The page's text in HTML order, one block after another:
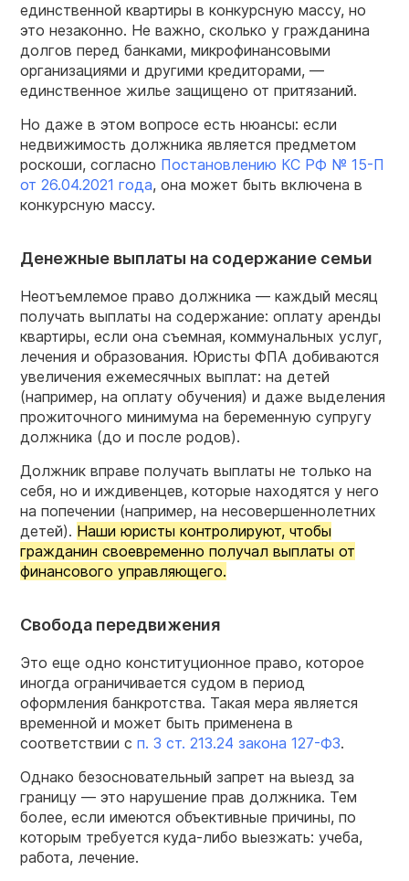
единственной квартиры в конкурсную массу, но
это незаконно. Не важно, сколько у гражданина
долгов перед банками, микрофинансовыми
организациями и другими кредиторами, —
единственное жилье защищено от притязаний.
Но даже в этом вопросе есть нюансы: если
недвижимость должника является предметом
роскоши, согласно Постановлению КС РФ № 15-П
от 26.04.2021 года, она может быть включена в
конкурсную массу.
Денежные выплаты на содержание семьи
Неотъемлемое право должника — каждый месяц
получать выплаты на содержание: оплату аренды
квартиры, если она съемная, коммунальных услуг,
лечения и образования. Юристы ФПА добиваются
увеличения ежемесячных выплат: на детей
(например, на оплату обучения) и даже выделения
прожиточного минимума на беременную супругу
должника (до и после родов).
Должник вправе получать выплаты не только на
себя, но и иждивенцев, которые находятся у него
на попечении (например, на несовершеннолетних
детей). Наши юристы контролируют, чтобы
гражданин своевременно получал выплаты от
финансового управляющего.
Свобода передвижения
Это еще одно конституционное право, которое
иногда ограничивается судом в период
оформления банкротства. Такая мера является
временной и может быть применена в
соответствии с п. 3 ст. 213.24 закона 127-ФЗ.
Однако безосновательный запрет на выезд за
границу — это нарушение прав должника. Тем
более, если имеются объективные причины, по
которым требуется куда-либо выезжать: учеба,
работа, лечение.